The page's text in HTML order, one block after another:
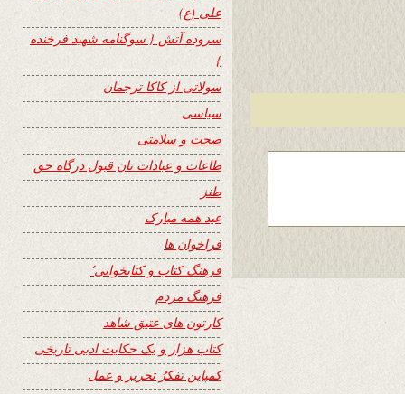
علی (ع)
سروده آتش { سوگنامه شهید فرخنده
}
سولاتی از کاکا ترجمان
سیاسی
صحت و سلامتی
طاعات و عبادات تان قبول درگاه حق
طنز
عید همه مبارک
فراخوان ها
فرهنگ کتاب و کتابخوانی٬
فرهنگ مردم
کارتون های عتیق شاهد
کتاب هزار و یک حکایت ادبی تاریخی
کمپاین تفکرُ تحریر و عمل